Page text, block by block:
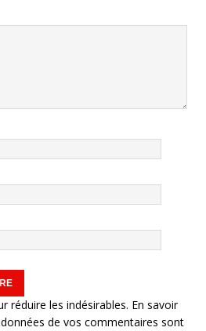
réduire les indésirables. En savoir
de vos commentaires sont